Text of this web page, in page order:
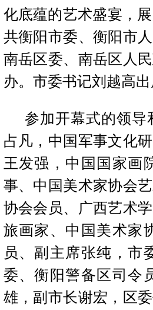
化底蕴的艺术盛宴，
共衡阳市委、衡阳市
南岳区委、南岳区人
办。市委书记刘越高
参加开幕式的领导
占凡，中国军事文化
王发强，中国国家画
事、中国美术家协会
协会会员、广西艺术
旅画家、中国美术家
员、副主席张纯，市
委、衡阳警备区司令
雄，副市长谢宏，区